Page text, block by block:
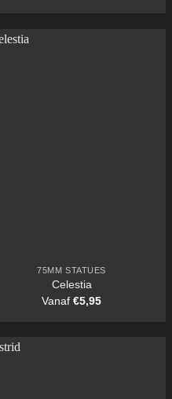
75MM STATUES
Celestia
Vanaf€5,95